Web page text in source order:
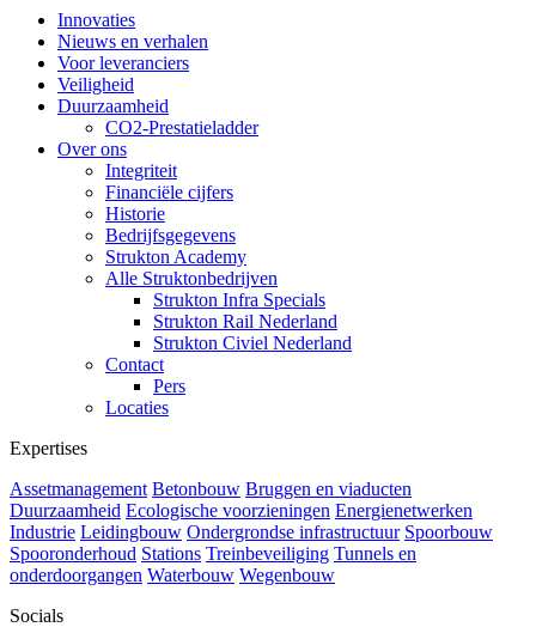
Innovaties
Nieuws en verhalen
Voor leveranciers
Veiligheid
Duurzaamheid
CO2-Prestatieladder
Over ons
Integriteit
Financiële cijfers
Historie
Bedrijfsgegevens
Strukton Academy
Alle Struktonbedrijven
Strukton Infra Specials
Strukton Rail Nederland
Strukton Civiel Nederland
Contact
Pers
Locaties
Expertises
Assetmanagement Betonbouw Bruggen en viaducten
Duurzaamheid Ecologische voorzieningen Energienetwerken
Industrie Leidingbouw Ondergrondse infrastructuur Spoorbouw
Spooronderhoud Stations Treinbeveiliging Tunnels en
onderdoorgangen Waterbouw Wegenbouw
Socials